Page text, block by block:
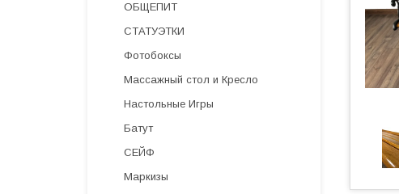
ОБЩЕПИТ
СТАТУЭТКИ
Фотобоксы
Массажный стол и Кресло
Настольные Игры
Батут
СЕЙФ
Маркизы